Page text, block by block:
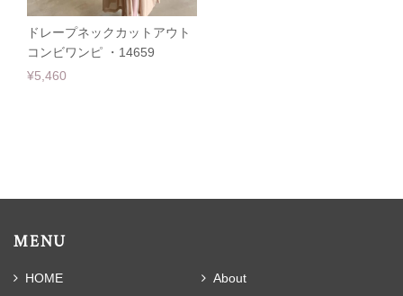
ドレープネックカットアウト
コンビワンピ ・14659
¥5,460
MENU
HOME
About